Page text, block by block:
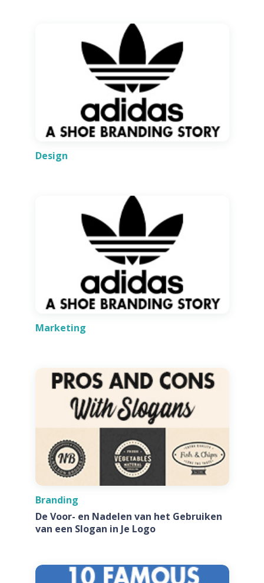
Design
Marketing
Branding
De Voor- en Nadelen van het Gebruiken
van een Slogan in Je Logo